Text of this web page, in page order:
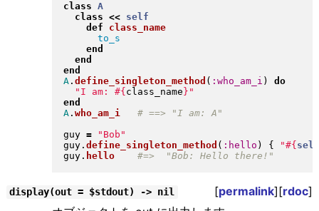
class A
class <<
self
def
class_name
to_s
end
end
end
A. define_singleton_method ( :who_am_i )
do
" I am: #{ class_name } "
end
A. who_am_i
guy = " Bob "
guy. define_singleton_method ( :hello ) { "#{ self
guy. hello
display(out = $stdout) -> nil [permalink][rdoc]